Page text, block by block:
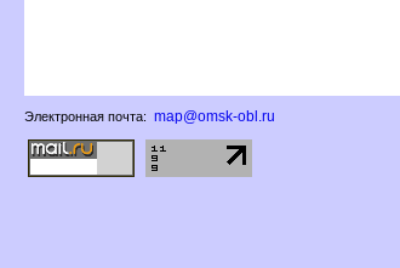
Электронная почта: map@omsk-obl.ru